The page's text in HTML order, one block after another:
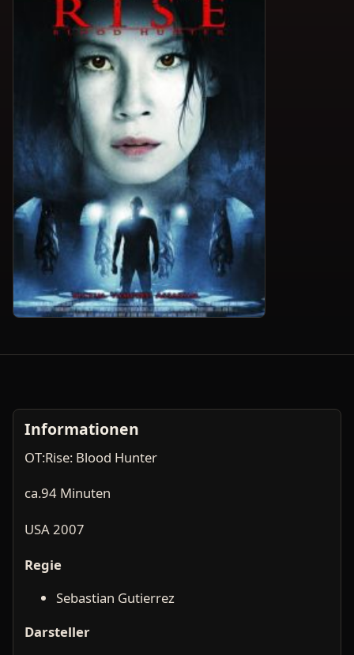
Informationen
OT:Rise: Blood Hunter
ca.94 Minuten
USA 2007
Regie
Sebastian Gutierrez
Darsteller